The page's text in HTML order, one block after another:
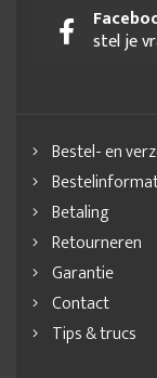
stel je
Bestel- en
Betaling
Retourneren
Garantie
Contact
Tips & trucs